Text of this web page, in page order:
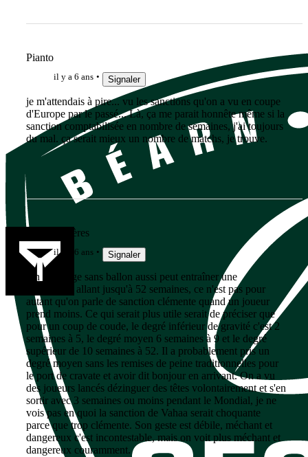
Pianto
il y a 6 ans Signaler
je m'attendais à pire... vu les sanctions qu'on a vu en coupe
d'Europe par le passé... Là, ça me parait honnête même si la
sanction comptabilisée en nombre de semaines, j'ai toujours
du mal. ça serait mieux un nombre de matchs, je trouve.
Team Viscères
il y a 6 ans Signaler
Un plaquage sans ballon aussi peut entraîner une
suspension allant jusqu'à 52 semaines, ce n'est pas pour
autant qu'on parle de sanction clémente quand un joueur
prend moins. Ce qui serait plus utile serait de préciser que
pour un coup de coude, le degré inférieur de gravité c'est 2
semaines à 5, le degré moyen 6 semaines à 9 et le degré
supérieur de 10 semaines à 52. Il a probablement pris un
degré moyen sans les remises de peine traditionnelles pour
le port de cravate et avoir dit bonjour en arrivant. On a vu
des joueurs lancés dézinguer des têtes volontairement et s'en
sortir avec 3 semaines ou moins pendant le Mondial, je ne
vois pas en quoi la sanction de Vahaa serait choquante
parce que trop clémente. Son geste est débile, méchant et
dangereux c'est incontestable, mais on voit plus méchant et
dangereux couramment.